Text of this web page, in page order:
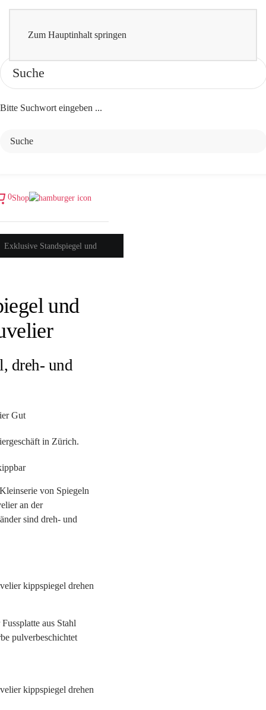
Zum Hauptinhalt springen
Bitte Suchwort eingeben ...
0Shop
Exklusive Standspiegel und
und
dreh- und
Gut
in Zürich.
von Spiegeln
an der
sind dreh- und
aus Stahl
pulverbeschichtet